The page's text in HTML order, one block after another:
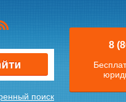
поиск
8